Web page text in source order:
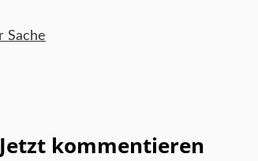
Sache
Jetzt kommentieren